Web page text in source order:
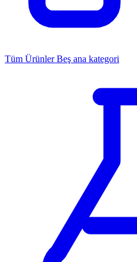
Tüm Ürünler Beş ana kategori